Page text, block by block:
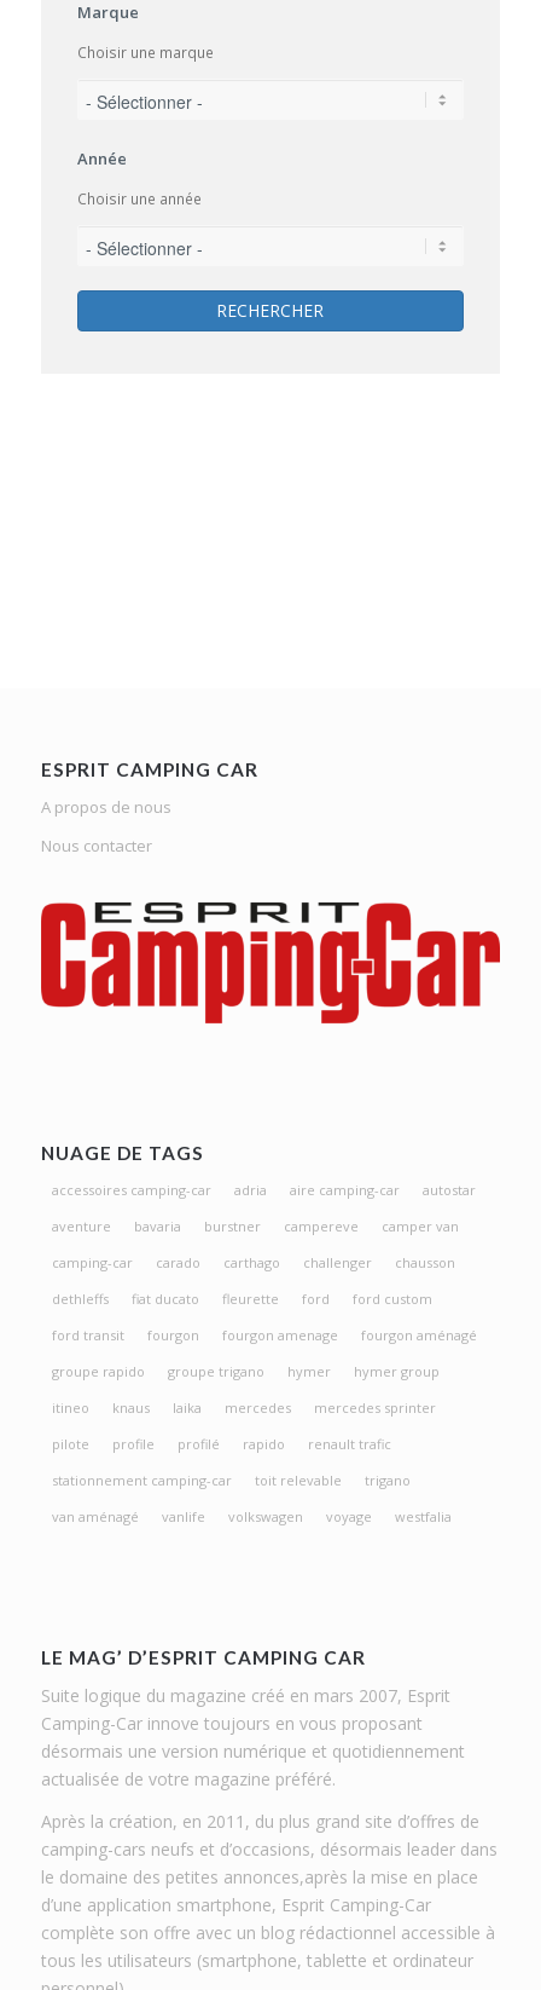
Marque
Choisir une marque
Année
Choisir une année
RECHERCHER
ESPRIT CAMPING CAR
A propos de nous
Nous contacter
NUAGE DE TAGS
accessoires camping-car adria aire camping-car
autostar
aventure
bavaria burstner campereve
camper van
camping-car
carado carthago challenger
chausson
dethleffs
fiat ducato fleurette ford
ford custom
ford transit
fourgon fourgon amenage
fourgon aménagé
groupe rapido
groupe trigano hymer
hymer group
itineo
knaus laika mercedes
mercedes sprinter
pilote
profile profilé rapido
renault trafic
stationnement camping-car
toit relevable
trigano
van aménagé
vanlife volkswagen voyage westfalia
LE MAG’ D’ESPRIT CAMPING CAR
Suite logique du magazine créé en mars 2007, Esprit
Camping-Car innove toujours en vous proposant
désormais une version numérique et quotidiennement
actualisée de votre magazine préféré.
Après la création, en 2011, du plus grand site d’offres de
camping-cars neufs et d’occasions, désormais leader dans
le domaine des petites annonces,après la mise en place
d’une application smartphone, Esprit Camping-Car
complète son offre avec un blog rédactionnel accessible à
tous les utilisateurs (smartphone, tablette et ordinateur